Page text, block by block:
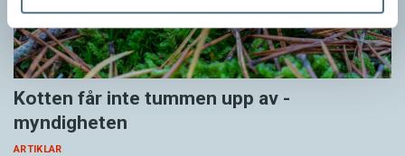
Kotten får inte tummen upp av ­
myndigheten
ARTIKLAR